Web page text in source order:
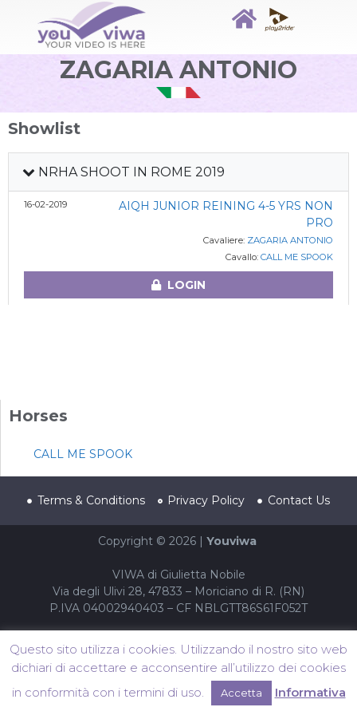
ZAGARIA ANTONIO
Showlist
NRHA SHOOT IN ROME 2019
16-02-2019
AIQH JUNIOR REINING 4-5 YRS NON
PRO
Cavaliere: ZAGARIA ANTONIO
Cavallo: CALL ME SPOOK
LOGIN
Horses
CALL ME SPOOK
Terms & Conditions Privacy Policy Contact Us
Copyright © 2026 | Youviwa
VIWA di Giulietta Nobile
Via degli Ulivi 28, 47833 – Moriciano di R. (RN)
P.IVA 04002940403 – CF NBLGTT86S61F052T
Questo sito utilizza i cookies. Utilizzando il nostro sito web
dichiari di accettare e acconsentire all’utilizzo dei cookies
in conformità con i termini di uso.
Accetta Informativa